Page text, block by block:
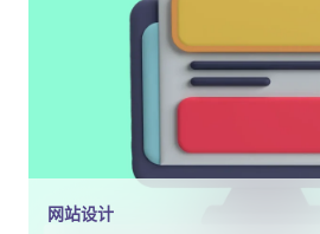
网站设计